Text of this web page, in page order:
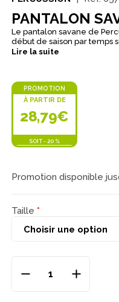
PANTALON
Le pantalon savane de
début de saison par temps
mêlant polyester et coton,
pour une grande liberté de
pratique et fiable sur le
Lire la suite
PROMOTION
À PARTIR DE
28,79€
SOIT- 20 %
Promotion disponible
Taille